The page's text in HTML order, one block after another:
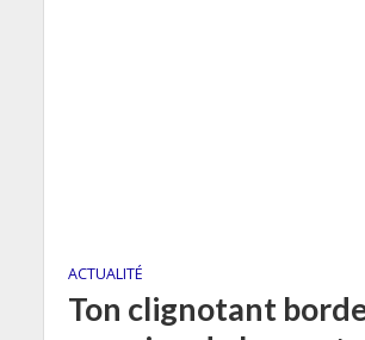
ACTUALITÉ
Ton clignotant